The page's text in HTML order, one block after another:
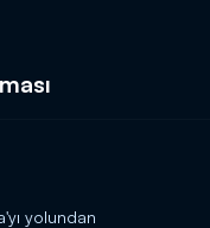
yolundan